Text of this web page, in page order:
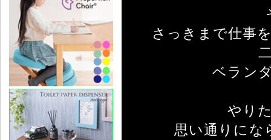
さっきまで仕事
ベラン
やり
思い通りにな